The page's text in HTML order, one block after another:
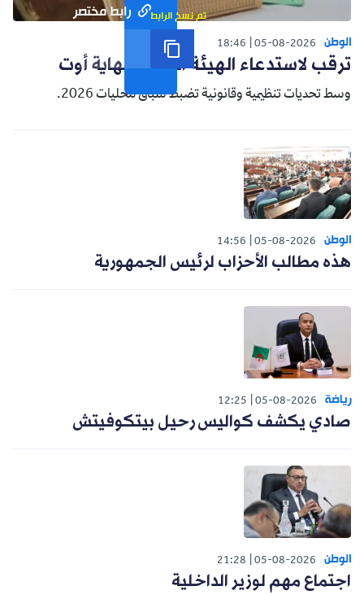
رابط مختصر تم نسخ الرابط
الوطن 05-08-2026
18:46
ترقب لاستدعاء الهيئة الناخبة نهاية أوت
وسط تحديات تنظيمية وقانونية تضبط سباق محليات 2026.
الوطن 05-08-2026
14:56
هذه مطالب الأحزاب لرئيس الجمهورية
رياضة 05-08-2026
12:25
صادي يكشف كواليس رحيل بيتكوفيتش
الوطن 05-08-2026
21:28
اجتماع مهم لوزير الداخلية